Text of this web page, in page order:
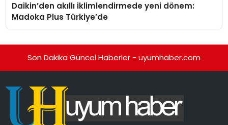
Daikin’den akıllı iklimlendirmede yeni dönem:
Madoka Plus Türkiye’de
Son Dakika Güncel Haberler - uyumhaber.com